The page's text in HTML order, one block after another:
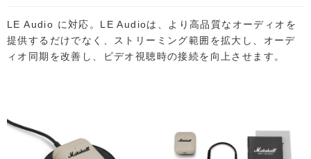
LE Audio に対応。LE Audioは、より高品質なオーディオを
提供するだけでなく、ストリーミング範囲を拡大し、オーデ
ィオ同期を改善し、ビデオ視聴時の接続を向上させます。